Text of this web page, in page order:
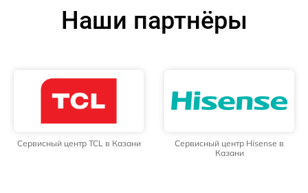
Наши партнёры
Сервисный центр TCL в Казани
Сервисный центр Hisense в
Казани